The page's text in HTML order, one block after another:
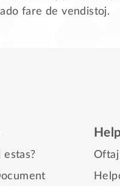
fare de vendistoj.
estas?